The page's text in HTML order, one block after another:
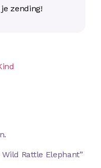
zending!
Rattle Elephant”